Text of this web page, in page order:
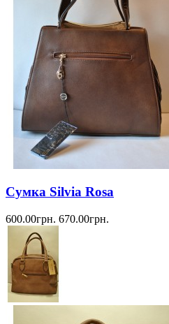
Сумка Silvia Rosa
600.00грн. 670.00грн.